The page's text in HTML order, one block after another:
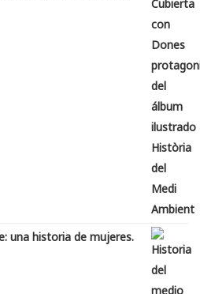
una historia de mujeres.